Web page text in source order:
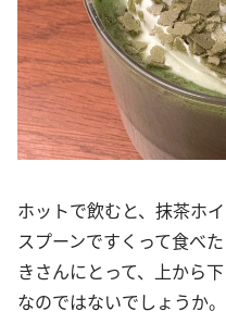
ホットで飲むと、抹茶ホ
スプーンですくって食べ
きさんにとって、上から
なのではないでしょうか。